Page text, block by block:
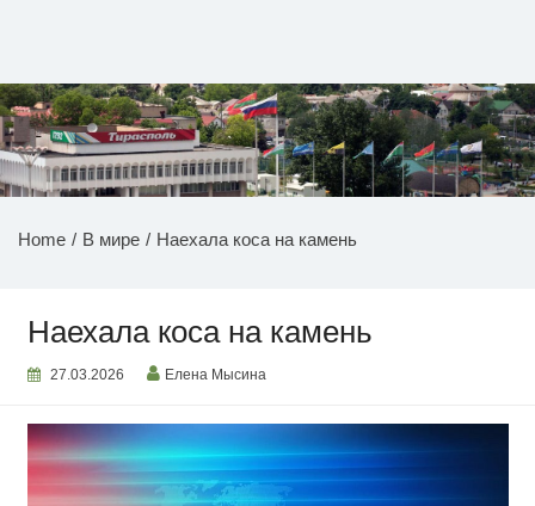
НОВОСТИ ПРИДНЕСТРОВЬЯ
Home В мире Наехала коса на камень
Наехала коса на камень
27.03.2026 Елена Мысина